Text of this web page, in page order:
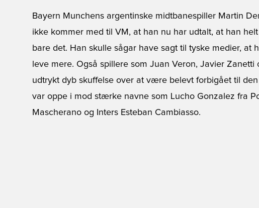
Bayern Munchens argentinske midtbanespiller Martin
ikke kommer med til VM, at han nu har udtalt, at han
bare det. Han skulle sågar have sagt til tyske medier, at
leve mere. Også spillere som Juan Veron, Javier Zanetti
udtrykt dyb skuffelse over at være belevt forbigået til
var oppe i mod stærke navne som Lucho Gonzalez fra
Mascherano og Inters Esteban Cambiasso.